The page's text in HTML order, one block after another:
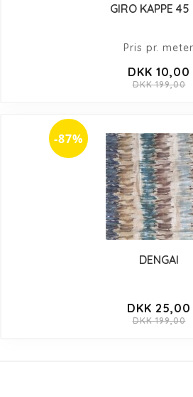
GIRO KAPPE 45
Pris pr. meter.
DKK 10,00
DKK 199,00
-87%
DENGAI
DKK 25,00
DKK 199,00